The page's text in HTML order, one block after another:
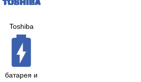
Toshiba
батарея и